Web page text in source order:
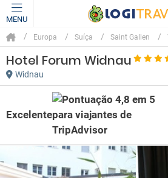
MENU
Europa Suíça Saint Gallen
Hotel Forum Widnau
Widnau
Excelente